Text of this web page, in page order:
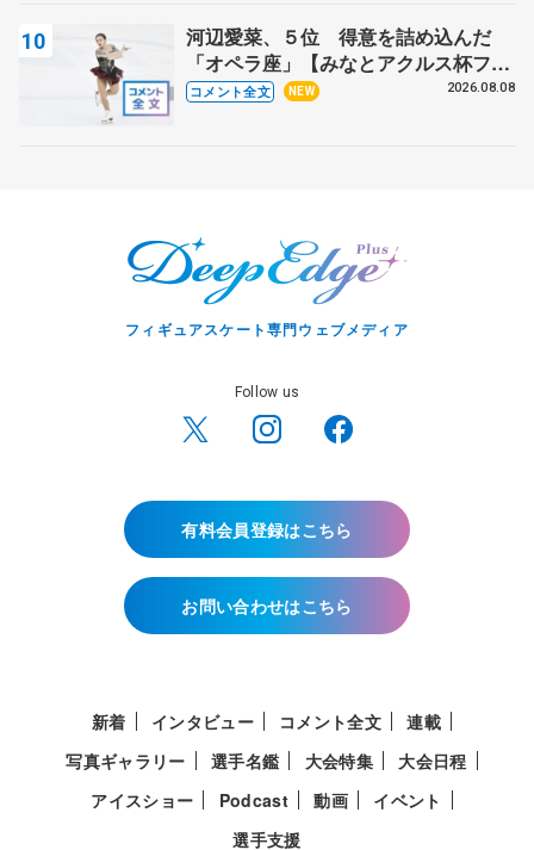
河辺愛菜、５位 得意を詰め込んだ
「オペラ座」【みなとアクルス杯フリ
ー】
コメント全文 NEW 2026.08.08
フィギュアスケート専門ウェブメディア
Follow us
有料会員登録はこちら
お問い合わせはこちら
新着 インタビュー コメント全文
連載
写真ギャラリー
選手名鑑 大会特集
大会日程
アイスショー
Podcast 動画
イベント
選手支援